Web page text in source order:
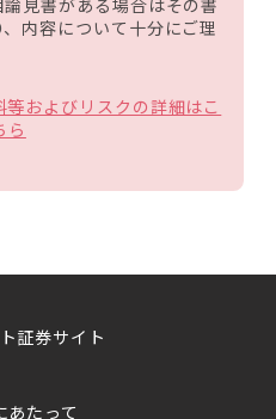
論見書がある場合はその書
内容について十分にご理
およびリスクの詳細はこ
ら
証券サイト
あたって